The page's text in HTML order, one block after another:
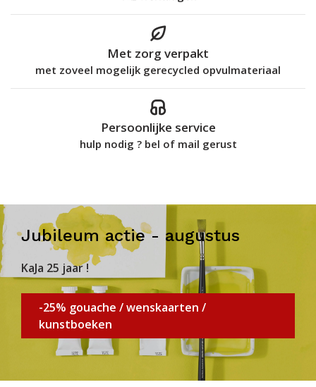
Met zorg verpakt
met zoveel mogelijk gerecycled opvulmateriaal
Persoonlijke service
hulp nodig ? bel of mail gerust
Jubileum actie - augustus
KaJa 25 jaar !
-25% gouache / wenskaarten /
kunstboeken